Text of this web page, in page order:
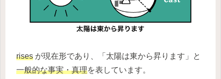
rises が現在形であり、「太陽は東から昇ります」と
一般的な事実・真理を表しています。